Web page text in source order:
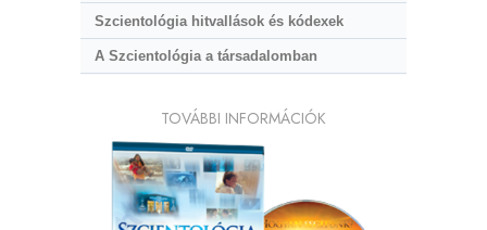
Szcientológia hitvallások és kódexek
A Szcientológia a társadalomban
TOVÁBBI INFORMÁCIÓK